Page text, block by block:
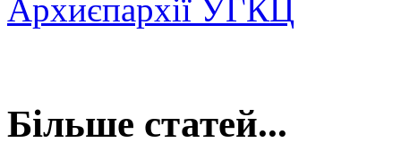
Архиєпархії УГКЦ
Більше статей...